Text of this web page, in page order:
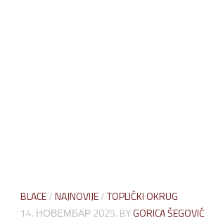
BLACE/NAJNOVIJE/TOPLIČKI OKRUG
14. НОВЕМБАР 2025. BYGORICA ŠEGOVIĆ